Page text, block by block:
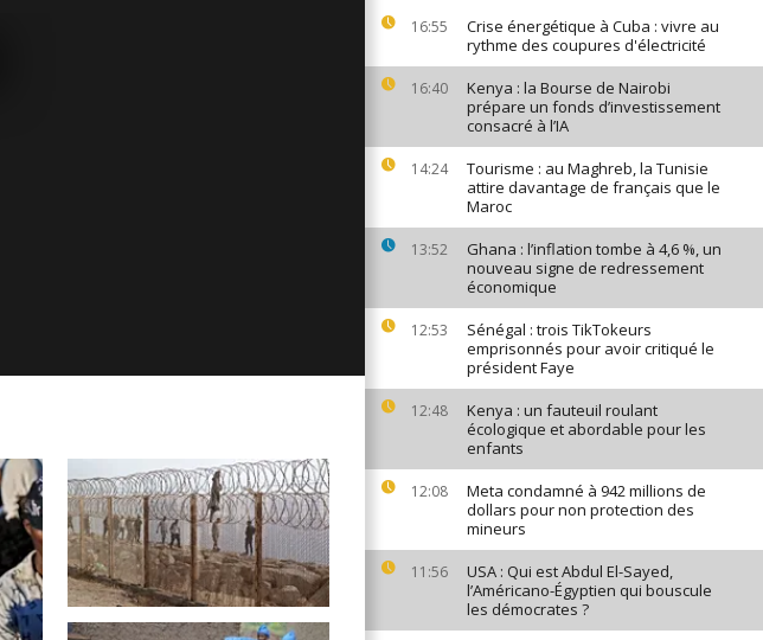
16:55
Crise énergétique à Cuba : vivre au
rythme des coupures d'électricité
16:40
Kenya : la Bourse de Nairobi
prépare un fonds d’investissement
consacré à l’IA
14:24
Tourisme : au Maghreb, la Tunisie
attire davantage de français que le
Maroc
13:52
Ghana : l’inflation tombe à 4,6 %, un
nouveau signe de redressement
économique
12:53
Sénégal : trois TikTokeurs
emprisonnés pour avoir critiqué le
président Faye
12:48
Kenya : un fauteuil roulant
écologique et abordable pour les
enfants
12:08
Meta condamné à 942 millions de
dollars pour non protection des
mineurs
11:56
USA : Qui est Abdul El-Sayed,
l’Américano-Égyptien qui bouscule
les démocrates ?